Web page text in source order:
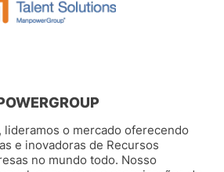
lideramos o mercado oferecendo
e inovadoras de Recursos
no mundo todo. Nosso